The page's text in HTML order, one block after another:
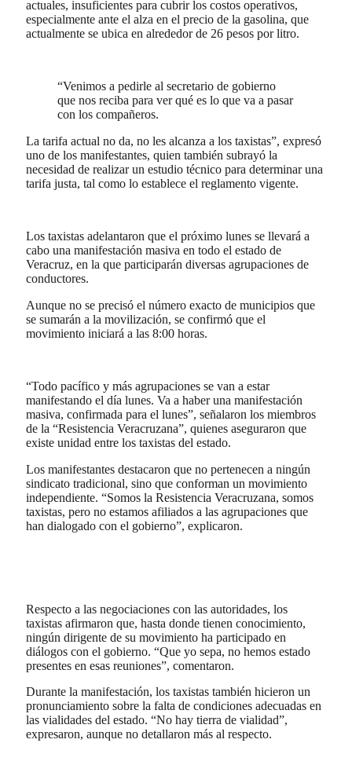
actuales, insuficientes para cubrir los costos operativos,
especialmente ante el alza en el precio de la gasolina, que
actualmente se ubica en alrededor de 26 pesos por litro.
“Venimos a pedirle al secretario de gobierno
que nos reciba para ver qué es lo que va a pasar
con los compañeros.
La tarifa actual no da, no les alcanza a los taxistas”, expresó
uno de los manifestantes, quien también subrayó la
necesidad de realizar un estudio técnico para determinar una
tarifa justa, tal como lo establece el reglamento vigente.
Los taxistas adelantaron que el próximo lunes se llevará a
cabo una manifestación masiva en todo el estado de
Veracruz, en la que participarán diversas agrupaciones de
conductores.
Aunque no se precisó el número exacto de municipios que
se sumarán a la movilización, se confirmó que el
movimiento iniciará a las 8:00 horas.
“Todo pacífico y más agrupaciones se van a estar
manifestando el día lunes. Va a haber una manifestación
masiva, confirmada para el lunes”, señalaron los miembros
de la “Resistencia Veracruzana”, quienes aseguraron que
existe unidad entre los taxistas del estado.
Los manifestantes destacaron que no pertenecen a ningún
sindicato tradicional, sino que conforman un movimiento
independiente. “Somos la Resistencia Veracruzana, somos
taxistas, pero no estamos afiliados a las agrupaciones que
han dialogado con el gobierno”, explicaron.
Respecto a las negociaciones con las autoridades, los
taxistas afirmaron que, hasta donde tienen conocimiento,
ningún dirigente de su movimiento ha participado en
diálogos con el gobierno. “Que yo sepa, no hemos estado
presentes en esas reuniones”, comentaron.
Durante la manifestación, los taxistas también hicieron un
pronunciamiento sobre la falta de condiciones adecuadas en
las vialidades del estado. “No hay tierra de vialidad”,
expresaron, aunque no detallaron más al respecto.